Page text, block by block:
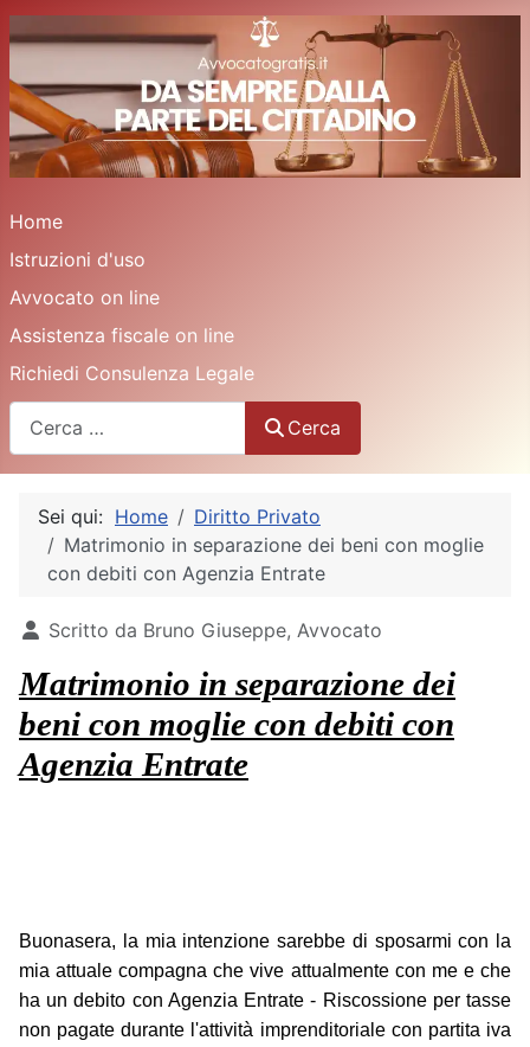
Home
Istruzioni d'uso
Avvocato on line
Assistenza fiscale on line
Richiedi Consulenza Legale
Cerca
Sei qui: Home
Diritto Privato
Matrimonio in separazione dei beni con moglie
con debiti con Agenzia Entrate
Dettagli
Scritto da Bruno Giuseppe, Avvocato
Matrimonio in separazione dei
beni con moglie con debiti con
Agenzia Entrate
Buonasera, la mia intenzione sarebbe di sposarmi con la
mia attuale compagna che vive attualmente con me e che
ha un debito con Agenzia Entrate - Riscossione per tasse
non pagate durante l'attività imprenditoriale con partita iva